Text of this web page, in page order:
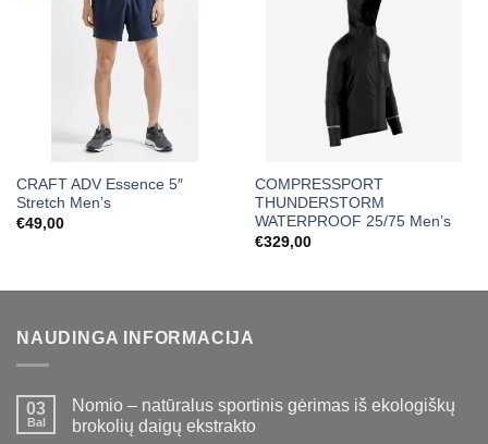
CRAFT ADV Essence 5″
Stretch Men’s
€49,00
COMPRESSPORT
THUNDERSTORM
WATERPROOF 25/75 Men’s
€329,00
NAUDINGA INFORMACIJA
03
Bal
Nomio – natūralus sportinis gėrimas iš ekologiškų
brokolių daigų ekstrakto